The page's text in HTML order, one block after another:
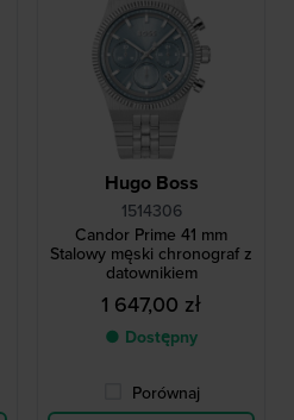
Hugo Boss
1514306
Candor Prime 41 mm
Stalowy męski chronograf z
datownikiem
1 647,00 zł
● Dostępny
Porównaj